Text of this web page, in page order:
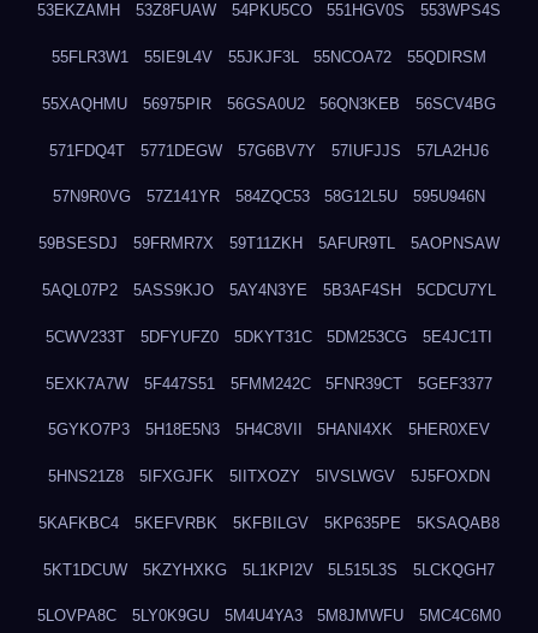
53EKZAMH 53Z8FUAW 54PKU5CO 551HGV0S 553WPS4S
55FLR3W1 55IE9L4V 55JKJF3L 55NCOA72 55QDIRSM
55XAQHMU 56975PIR 56GSA0U2 56QN3KEB 56SCV4BG
571FDQ4T 5771DEGW 57G6BV7Y 57IUFJJS 57LA2HJ6
57N9R0VG 57Z141YR 584ZQC53 58G12L5U 595U946N
59BSESDJ 59FRMR7X 59T11ZKH 5AFUR9TL 5AOPNSAW
5AQL07P2 5ASS9KJO 5AY4N3YE 5B3AF4SH 5CDCU7YL
5CWV233T 5DFYUFZ0 5DKYT31C 5DM253CG 5E4JC1TI
5EXK7A7W 5F447S51 5FMM242C 5FNR39CT 5GEF3377
5GYKO7P3 5H18E5N3 5H4C8VII 5HANI4XK 5HER0XEV
5HNS21Z8 5IFXGJFK 5IITXOZY 5IVSLWGV 5J5FOXDN
5KAFKBC4 5KEFVRBK 5KFBILGV 5KP635PE 5KSAQAB8
5KT1DCUW 5KZYHXKG 5L1KPI2V 5L515L3S 5LCKQGH7
5LOVPA8C 5LY0K9GU 5M4U4YA3 5M8JMWFU 5MC4C6M0